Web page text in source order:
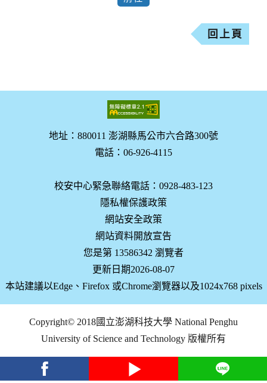
回上頁
地址：880011 澎湖縣馬公市六合路300號
電話：06-926-4115
校安中心緊急聯絡電話：0928-483-123
隱私權保護政策
網站安全政策
網站資料開放宣告
您是第 13586342 瀏覽者
更新日期2026-08-07
本站建議以Edge、Firefox 或Chrome瀏覽器以及1024x768 pixels
Copyright© 2018國立澎湖科技大學 National Penghu
University of Science and Technology 版權所有